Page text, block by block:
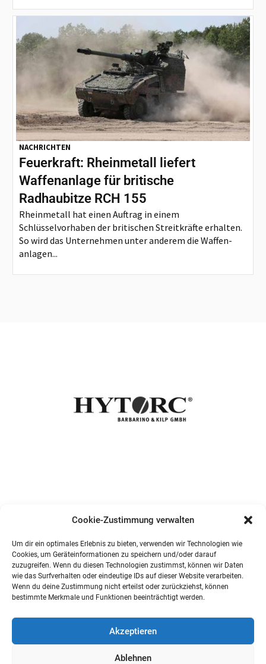
Cookie-Zustimmung verwalten
Um dir ein optimales Erlebnis zu bieten, verwenden wir Technologien wie
Cookies, um Geräteinformationen zu speichern und/oder darauf
zuzugreifen. Wenn du diesen Technologien zustimmst, können wir Daten
wie das Surfverhalten oder eindeutige IDs auf dieser Website verarbeiten.
Wenn du deine Zustimmung nicht erteilst oder zurückziehst, können
bestimmte Merkmale und Funktionen beeinträchtigt werden.
Akzeptieren
Ablehnen
NACHRICHTEN
Feuerkraft: Rheinmetall liefert
Waffenanlage für britische
Radhaubitze RCH 155
Rheinmetall hat einen Auftrag in einem
Schlüsselvorhaben der britischen Streitkräfte erhalten.
So wird das Unternehmen unter anderem die Waffen-
anlagen...